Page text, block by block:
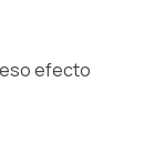
efecto